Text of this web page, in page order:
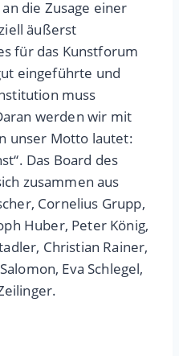
die Zusage einer
äußerst
für das Kunstforum
eingeführte und
muss
werden wir mit
unser Motto lautet:
Das Board des
zusammen aus
Cornelius Grupp,
Huber, Peter König,
Christian Rainer,
Eva Schlegel,